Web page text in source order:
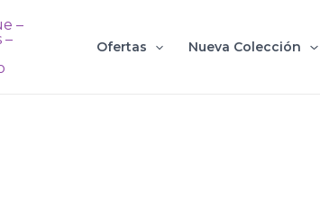
Ofertas Nueva Colección